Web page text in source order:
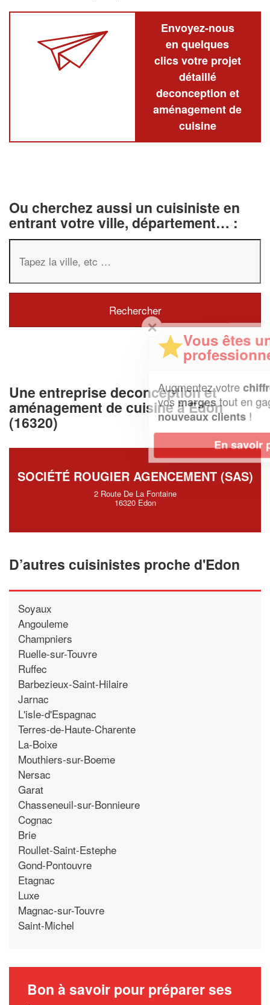
Envoyez-nous
en quelques
clics votre projet
détaillé
deconception et
aménagement de
cuisine
Ou cherchez aussi un cuisiniste en
entrant votre ville, département… :
Une entreprise deconception et
aménagement de cuisine à Edon
(16320)
SOCIÉTÉ ROUGIER AGENCEMENT (SAS)
2 Route De La Fontaine
16320 Edon
D’autres cuisinistes proche d'Edon
Soyaux
Angouleme
Champniers
Ruelle-sur-Touvre
Ruffec
Barbezieux-Saint-Hilaire
Jarnac
L'isle-d'Espagnac
Terres-de-Haute-Charente
La-Boixe
Mouthiers-sur-Boeme
Nersac
Garat
Chasseneuil-sur-Bonnieure
Cognac
Brie
Roullet-Saint-Estephe
Gond-Pontouvre
Etagnac
Luxe
Magnac-sur-Touvre
Saint-Michel
Bon à savoir pour préparer ses
✕
Vous êtes un
professionnel ?
Augmentez votrechiffre d'affaireset
vosmargestout en gagnant de
nouveaux clients!
En savoir plus